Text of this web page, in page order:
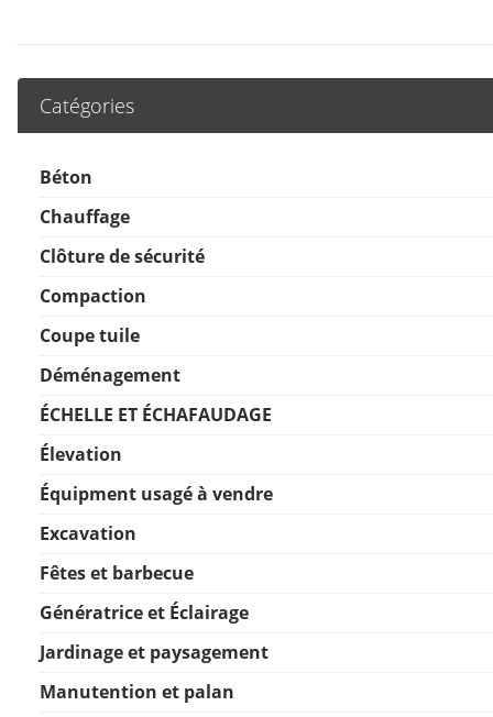
Catégories
Béton
Chauffage
Clôture de sécurité
Compaction
Coupe tuile
Déménagement
ÉCHELLE ET ÉCHAFAUDAGE
Élevation
Équipment usagé à vendre
Excavation
Fêtes et barbecue
Génératrice et Éclairage
Jardinage et paysagement
Manutention et palan